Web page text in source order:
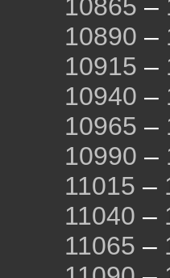
10865 –
10890 –
10915 –
10940 –
10965 –
10990 –
11015 –
11040 –
11065 –